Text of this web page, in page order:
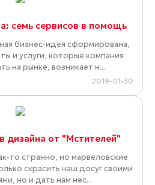
семь сервисов в помощь
бизнес-идея сформирована,
и услуги, которые компания
на рынке, возникает н...
2019-01-30
дизайна от "Мстителей"
то странно, но марвеловские
скрасить наш досуг своими
но и дать нам нес...